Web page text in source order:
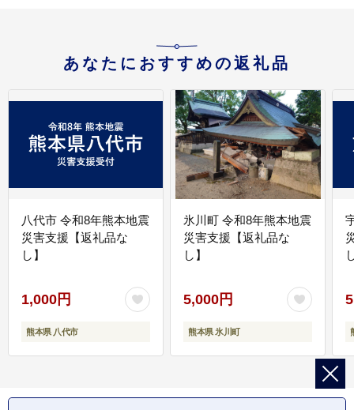
あなたにおすすめの返礼品
八代市 令和8年熊本地震
災害支援【返礼品な
し】
1,000円
熊本県 八代市
氷川町 令和8年熊本地震
災害支援【返礼品な
し】
5,000円
熊本県 氷川町